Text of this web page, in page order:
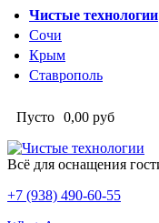
Перейти к основному
Чистые технологии
Сочи
Крым
Ставрополь
Пусто 0,00 руб
Всё для оснащения
Чистые
+7 (938) 490-60-55